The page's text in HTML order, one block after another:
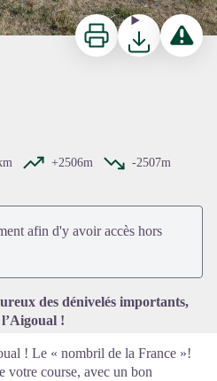
ImprimerTéléchargerSignaler
+2506m
-2507m
afin d'y avoir accès hors
des dénivelés importants,
!
! Le « nombril de la France »!
votre course, avec un bon